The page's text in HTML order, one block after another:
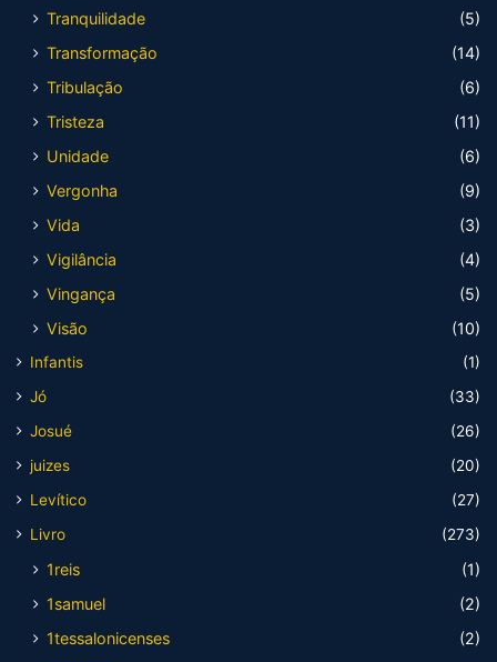
Tranquilidade
(5)
Transformação
(14)
Tribulação
(6)
Tristeza
(11)
Unidade
(6)
Vergonha
(9)
Vida
(3)
Vigilância
(4)
Vingança
(5)
Visão
(10)
Infantis
(1)
Jó
(33)
Josué
(26)
juizes
(20)
Levítico
(27)
Livro
(273)
1reis
(1)
1samuel
(2)
1tessalonicenses
(2)